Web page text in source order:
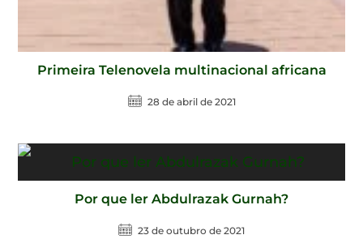
Primeira Telenovela multinacional africana
28 de abril de 2021
Por que ler Abdulrazak Gurnah?
23 de outubro de 2021